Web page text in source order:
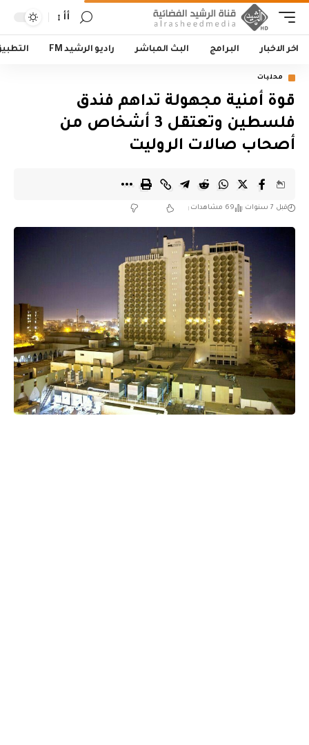
أأ
اخر الاخبار البرامج البث المباشر راديو الرشيد FM
محليات
قوة أمنية مجهولة تداهم فندق
فلسطين وتعتقل 3 أشخاص من
أصحاب صالات الروليت
قبل 7 سنوات 69 مشاهدات